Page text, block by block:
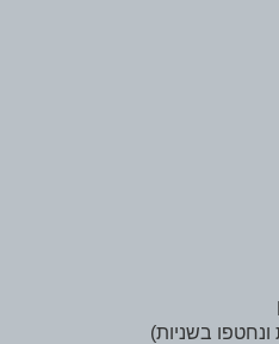
ונחטפו בשניות)